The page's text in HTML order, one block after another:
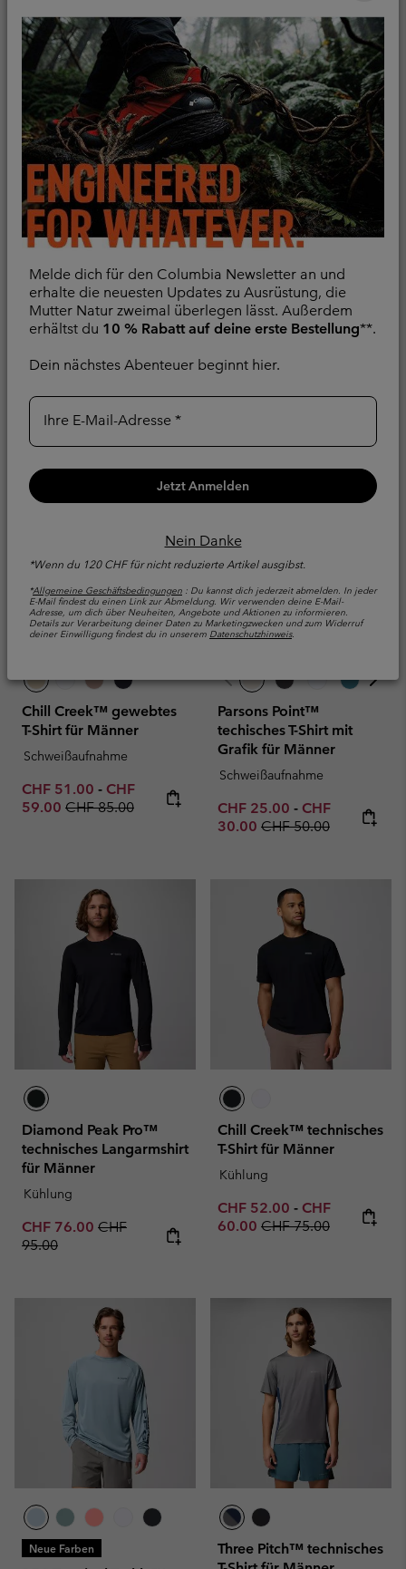
Melde dich für den Columbia Newsletter an und
erhalte die neuesten Updates zu Ausrüstung, die
Mutter Natur zweimal überlegen lässt. Außerdem
erhältst du 10 % Rabatt auf deine erste Bestellung**.
Dein nächstes Abenteuer beginnt hier.
Ihre E-Mail-Adresse
Jetzt Anmelden
Nein Danke
*Wenn du 120 CHF für nicht reduzierte Artikel ausgibst.
*Allgemeine Geschäftsbedingungen : Du kannst dich jederzeit abmelden. In jeder
E-Mail findest du einen Link zur Abmeldung. Wir verwenden deine E-Mail-
Adresse, um dich über Neuheiten, Angebote und Aktionen zu informieren.
Details zur Verarbeitung deiner Daten zu Marketingzwecken und zum Widerruf
deiner Einwilligung findest du in unserem Datenschutzhinweis.
Diamond Peak Pro™
technisches T-Shirt für
Männer
Kühlung
80.00
DriVenture™ technisches
T-Shirt für Männer
Schnelltrocknend
Minimum sale price:
CHF 60.00
Chill Creek™ gewebtes
T-Shirt für Männer
Schweißaufnahme
Minimum sale price:
CHF 51.00 - Maximum sale price:
CHF
59.00 Regular price:
CHF 85.00
Parsons Point™
techisches T-Shirt mit
Grafik für Männer
Schweißaufnahme
Minimum sale price:
CHF 25.00 - Maximum sale
CHF
30.00 Regular price:
CHF 50.00
Diamond Peak Pro™
technisches Langarmshirt
für Männer
Kühlung
Sale price:
CHF 76.00 Regular price:
CHF
95.00
Chill Creek™ technisches
T-Shirt für Männer
Kühlung
Minimum sale price:
CHF 52.00 - Maximum sale
CHF
60.00 Regular price:
CHF 75.00
Neue Farben
Three Pitch™ technisches